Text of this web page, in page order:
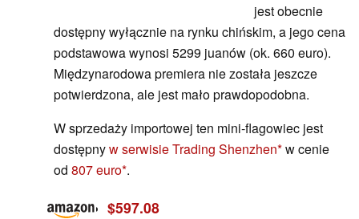
jest obecnie
dostępny wyłącznie na rynku chińskim, a jego cena
podstawowa wynosi 5299 juanów (ok. 660 euro).
Międzynarodowa premiera nie została jeszcze
potwierdzona, ale jest mało prawdopodobna.
W sprzedaży importowej ten mini-flagowiec jest
dostępnyw serwisie Trading Shenzhen w cenie
od 807 euro .
$597.08